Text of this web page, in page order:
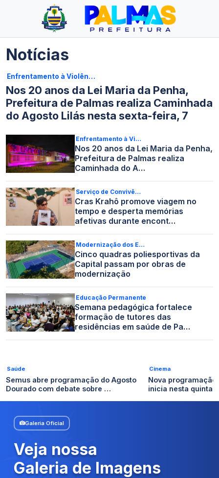
Notícias
Enfrentamento à Violên…
Nos 20 anos da Lei Maria da Penha,
Prefeitura de Palmas realiza Caminhada
do Agosto Lilás nesta sexta-feira, 7
Enfrentamento à Vi…
Nos 20 anos da Lei Maria da Penha,
Prefeitura de Palmas realiza
Caminhada do A…
Serviço de Convivê…
Cras Krahô promove viagem no
tempo e desperta memórias
afetivas durante encont…
Modernização dos E…
Cinco quadras poliesportivas da
Capital passam por obras de
modernização
Educação Permanente
Semana pedagógica fortalece
formação de tutores das
residências em saúde de Pa…
Saúde
Semus abre programação do Agosto
Dourado com debate sobre …
Cinema
Nova programação
inicia nesta
Galeria Oficial
Veja nossa
Galeria de Imagens